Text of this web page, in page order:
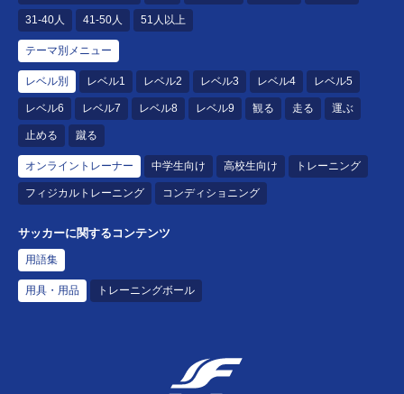
31-40人 41-50人 51人以上
テーマ別メニュー
レベル別 レベル1 レベル2 レベル3 レベル4 レベル5
レベル6 レベル7 レベル8 レベル9 観る 走る 運ぶ
止める 蹴る
オンライントレーナー 中学生向け 高校生向け トレーニング
フィジカルトレーニング コンディショニング
サッカーに関するコンテンツ
用語集
用具・用品 トレーニングボール